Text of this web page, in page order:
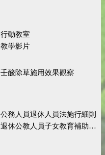
行動教室
教學影片
壬酸除草施用效果觀察
公務人員退休人員法施行細則
退休公教人員子女教育補助規定